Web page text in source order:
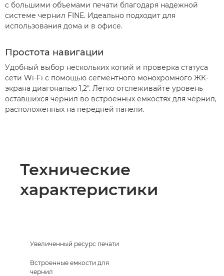
с большими объемами печати благодаря надежной
системе чернил FINE. Идеально подходит для
использования дома и в офисе.
Простота навигации
Удобный выбор нескольких копий и проверка статуса
сети Wi-Fi с помощью сегментного монохромного ЖК-
экрана диагональю 1,2". Легко отслеживайте уровень
оставшихся чернил во встроенных емкостях для чернил,
расположенных на передней панели.
Технические
характеристики
Увеличенный ресурс печати
Встроенные емкости для
чернил